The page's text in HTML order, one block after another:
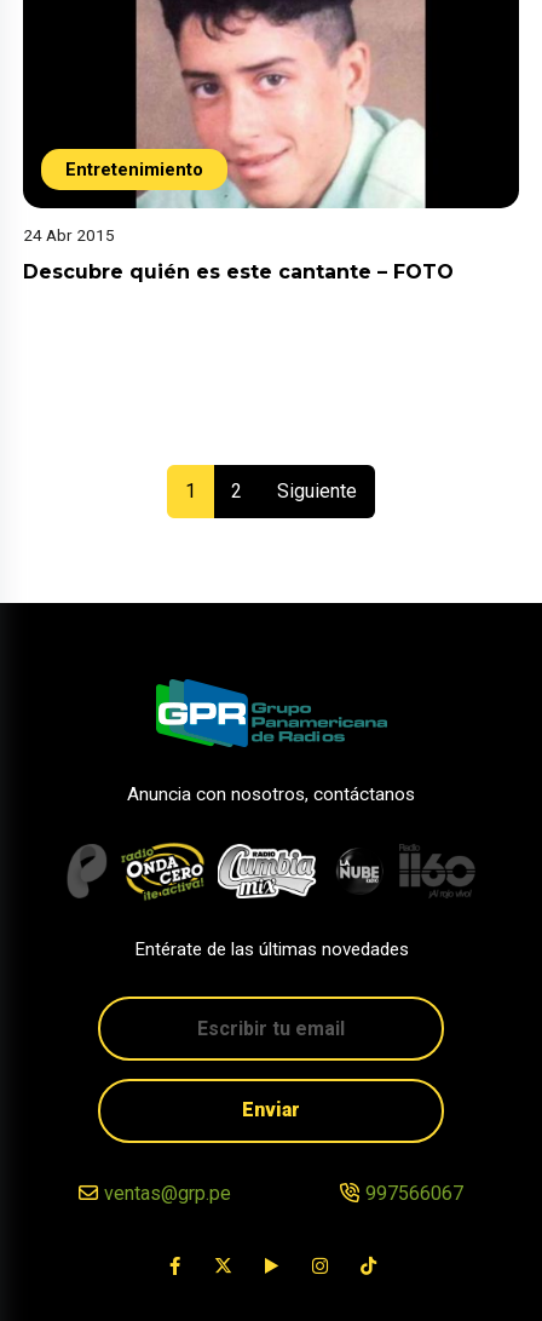
Entretenimiento
24 Abr 2015
Descubre quién es este cantante – FOTO
1 (current)
2 Siguiente
Anuncia con nosotros, contáctanos
Entérate de las últimas novedades
Enviar
ventas@grp.pe 997566067